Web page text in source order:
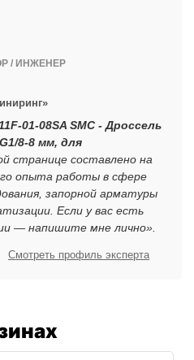
/ ИНЖЕНЕР
01-08SA SMC - Дроссель
8-8 мм, для
странице составлено на
опыта работы в сфере
запорной арматуры
Если у вас есть
— напишите мне лично».
Смотреть профиль эксперта